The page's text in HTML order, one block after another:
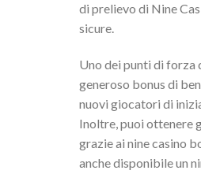
di prelievo di Nine
sicure.
Uno dei punti di forza
generoso bonus di
nuovi giocatori di
Inoltre, puoi ottenere
grazie ai nine casino
anche disponibile un